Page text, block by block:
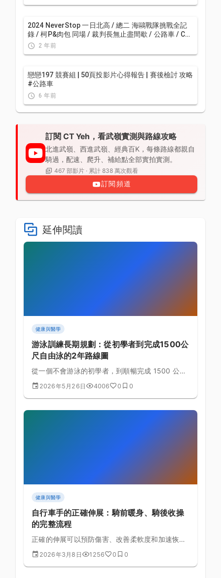
2024 NeverStop 一日北高 / 總二 海鷗戰隊挑戰全記
錄 / 柯P&肉包 同場 / 裁判長無止盡間歇 / 公路車 / CT
Yeh2 年前
戀戀197 競賽組 | 50頁投影片心得報告 | 賽後檢討 攻略
#公路車
6 年前
訂閱 CT Yeh，看武嶺實測與路線攻略
北進武嶺、西進武嶺、經典百K，每條路線都親自
騎過，配速、爬升、補給點全部實拍實測。
467 部影片 · 累計 838 萬次觀看
訂閱頻道
延伸閱讀
健康與醫學
游泳訓練長期規劃：從初學者到完成1500公
尺自由泳的2年路線圖
從一個不會游泳的初學者，到順暢完成 1500 公尺
自由泳——這個目標兩年內完全可行。本文提供詳
細的分階段訓練路線圖，包含每週課表範本、里程
2026年5月26日 4006 0 0
健康與醫學
自行車手的正確伸展：騎前暖身、騎後收操
的完整流程
正確的伸展可以預防傷害、改善柔軟度和加速恢
復。為自行車手設計的完整伸展流程，包含騎前動
態伸展和騎後靜態伸展。
2026年3月8日 1256 0 0